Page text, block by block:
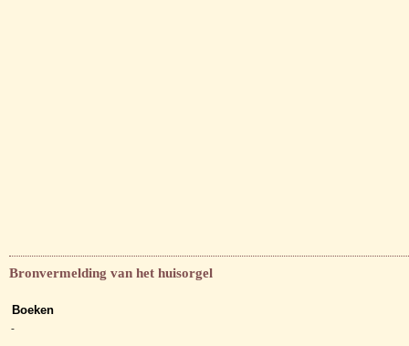
Bronvermelding van het huisorgel
Boeken
-